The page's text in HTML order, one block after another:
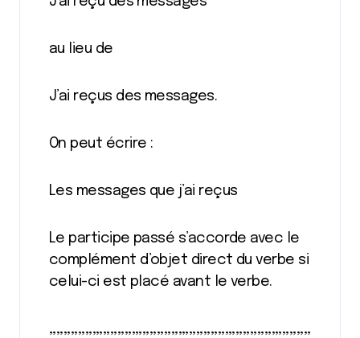
au lieu de
J’ai reçus des messages.
On peut écrire :
Les messages que j’ai reçus
Le participe passé s’accorde avec le
complément d’objet direct du verbe si
celui-ci est placé avant le verbe.
,,,,,,,,,,,,,,,,,,,,,,,,,,,,,,,,,,,,,,,,,,,,,,,,,,,,,,,,,,,,,,,,,,,,,,,,,